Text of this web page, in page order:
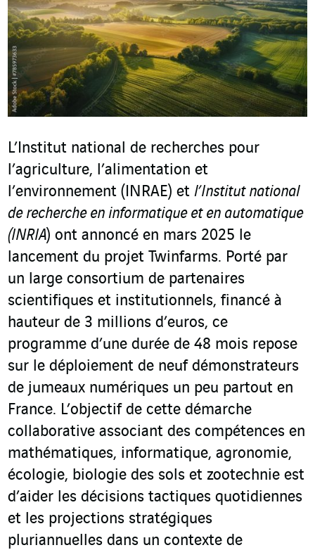
L’Institut national de recherches pour
l’agriculture, l’alimentation et
l’environnement (INRAE) et l’Institut national
de recherche en informatique et en automatique
(INRIA) ont annoncé en mars 2025 le
lancement du projet Twinfarms. Porté par
un large consortium de partenaires
scientifiques et institutionnels, financé à
hauteur de 3 millions d’euros, ce
programme d’une durée de 48 mois repose
sur le déploiement de neuf démonstrateurs
de jumeaux numériques un peu partout en
France. L’objectif de cette démarche
collaborative associant des compétences en
mathématiques, informatique, agronomie,
écologie, biologie des sols et zootechnie est
d’aider les décisions tactiques quotidiennes
et les projections stratégiques
pluriannuelles dans un contexte de